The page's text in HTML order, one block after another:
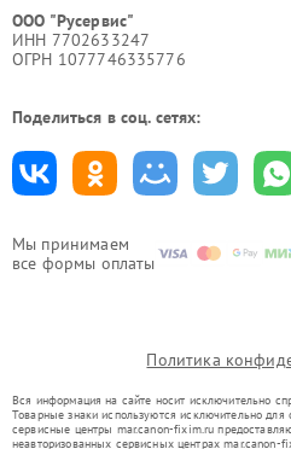
Мы принимаем
все формы оплаты
ООО "Русервис"
ИНН 7702633247
ОГРН 1077746335776
Поделиться в соц. сетях:
Политика
Вся информация на сайте носит исключительно
Товарные знаки используются исключительно для
сервисные центры mar.canon-fixim.ru
неавторизованных сервисных центрах mar.canon-